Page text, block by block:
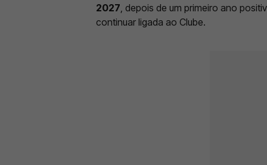
2027 , depois de um primeiro ano
continuar ligada ao Clube.